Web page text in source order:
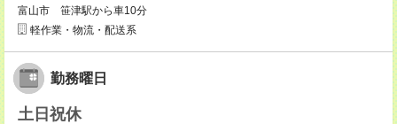
富山市 笹津駅から車10分
軽作業・物流・配送系
勤務曜日
土日祝休